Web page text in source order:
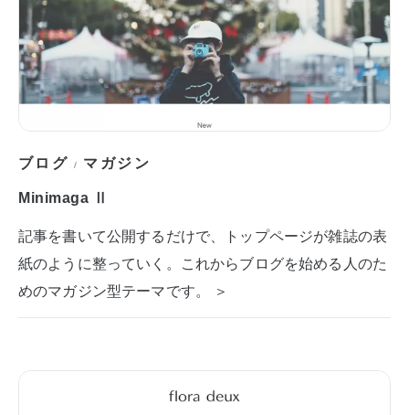
ブログ / マガジン
Minimaga Ⅱ
記事を書いて公開するだけで、トップページが雑誌の表
紙のように整っていく。これからブログを始める人のた
めのマガジン型テーマです。 ＞